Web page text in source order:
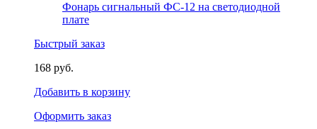
Фонарь сигнальный ФС-12 на светодиодной
плате
Быстрый заказ
168 руб.
Добавить в корзину
Оформить заказ